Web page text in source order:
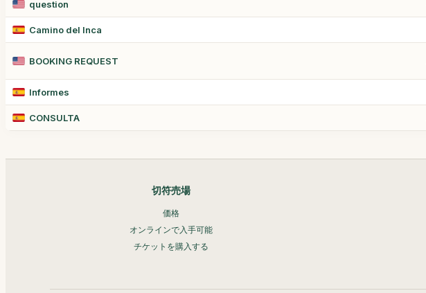
question
Camino del Inca
BOOKING REQUEST
Informes
CONSULTA
切符売場
価格
オンラインで入手可能
チケットを購入する